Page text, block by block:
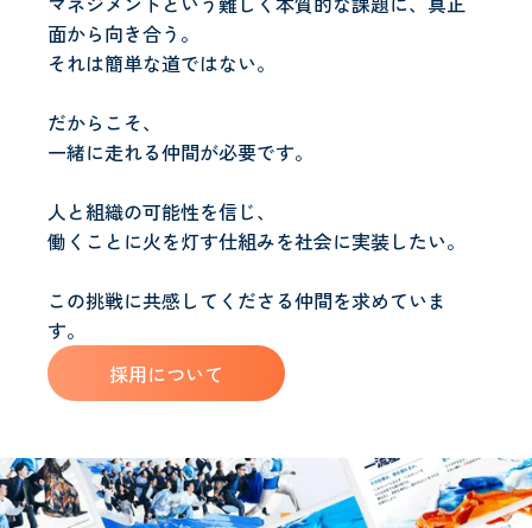
面から向き合う。
それは簡単な道ではない。
だからこそ、
一緒に走れる仲間が必要です。
人と組織の可能性を信じ、
働くことに火を灯す仕組みを社会に実装したい。
この挑戦に共感してくださる仲間を求めていま
す。
採用について